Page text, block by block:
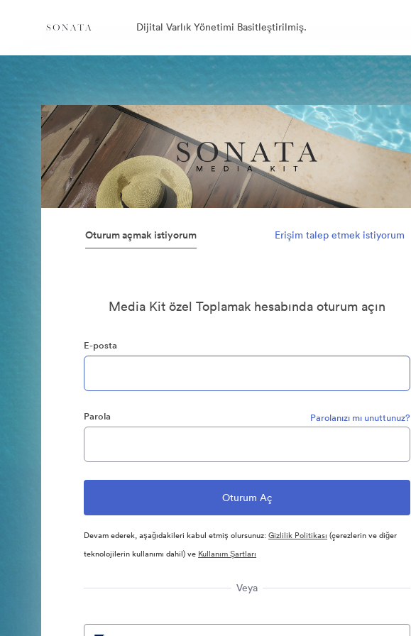
Dijital Varlık Yönetimi Basitleştirilmiş.
Oturum açmak istiyorum Erişim talep etmek istiyorum
Media Kit özel Toplamak hesabında oturum açın
E-posta
Parola Parolanızı mı unuttunuz?
Devam ederek, aşağıdakileri kabul etmiş olursunuz:Gizlilik Politikası (çerezlerin ve diğer
teknolojilerin kullanımı dahil) ve Kullanım Şartları
Veya